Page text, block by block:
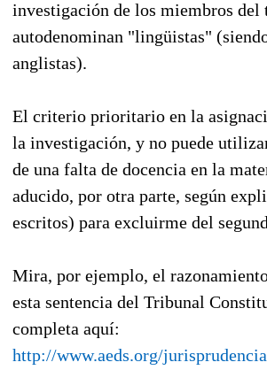
investigación de los miembros del
autodenominan "lingüistas"
anglistas).
El criterio prioritario en la
la investigación, y no puede
de una falta de docencia en la
aducido, por otra parte, según
escritos) para excluirme del
Mira, por ejemplo, el
esta sentencia del Tribunal
completa aquí:
http://www.aeds.org/